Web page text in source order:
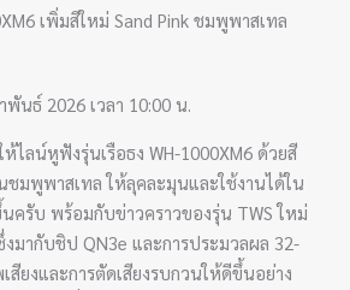
เพิ่มสีใหม่ Sand Pink ชมพูพาสเทล
นธ์ 2026 เวลา 10:00 น.
ไลน์หูฟังรุ่นเรือธง WH-1000XM6 ด้วยสี
ชมพูพาสเทล ให้ลุคละมุนและใช้งานได้ใน
ครับ พร้อมกับข่าวคราวของรุ่น TWS ใหม่
งมากับชิป QN3e และการประมวลผล 32-
ยงและการตัดเสียงรบกวนให้ดีขึ้นอย่าง